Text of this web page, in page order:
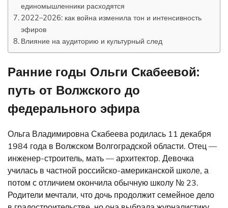
единомышленники расходятся
2022–2026: как война изменила тон и интенсивность
эфиров
Влияние на аудиторию и культурный след
Ранние годы Ольги Скабеевой:
путь от Волжского до
федерального эфира
Ольга Владимировна Скабеева родилась 11 декабря
1984 года в Волжском Волгоградской области. Отец —
инженер-строитель, мать — архитектор. Девочка
училась в частной российско-американской школе, а
потом с отличием окончила обычную школу № 23.
Родители мечтали, что дочь продолжит семейное дело